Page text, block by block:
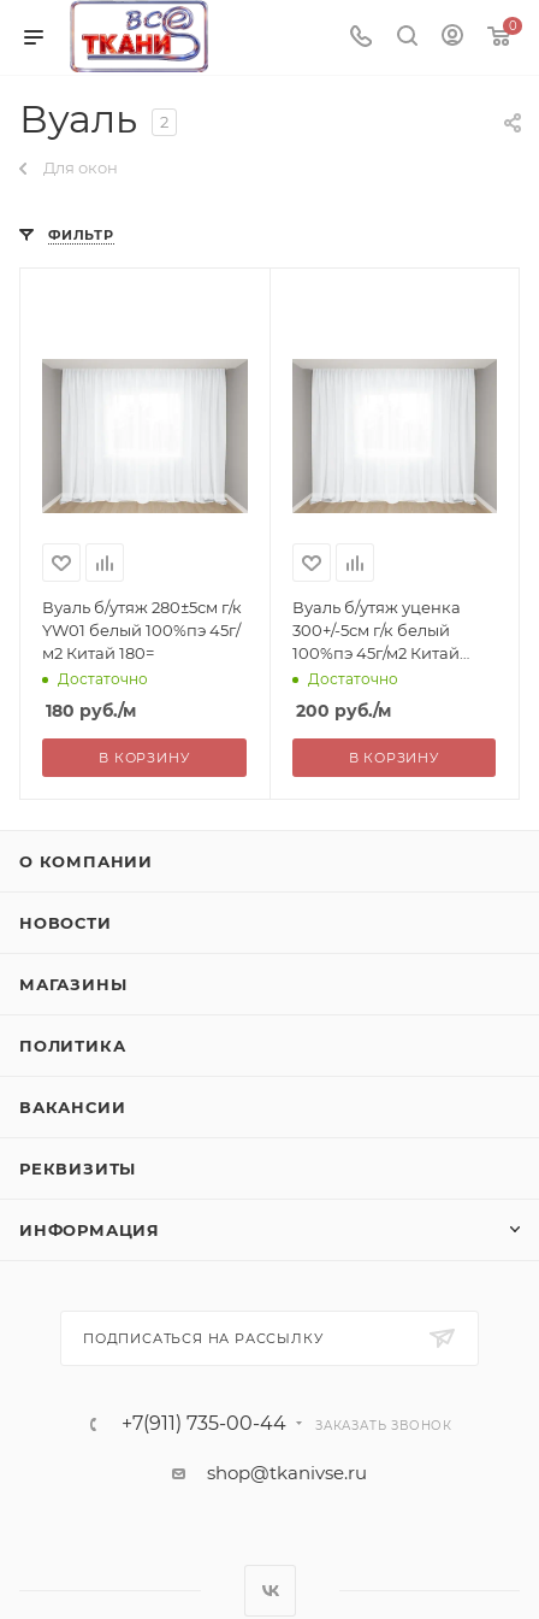
0
Вуаль 2
Для окон
ФИЛЬТР
Вуаль б/утяж 280±5см г/к
YW01 белый 100%пэ 45г/
м2 Китай 180=
Достаточно
180 руб./м
В КОРЗИНУ
Вуаль б/утяж уценка
300+/-5см г/к белый
100%пэ 45г/м2 Китай
200=
Достаточно
200 руб./м
В КОРЗИНУ
О КОМПАНИИ
НОВОСТИ
МАГАЗИНЫ
ПОЛИТИКА
ВАКАНСИИ
РЕКВИЗИТЫ
ИНФОРМАЦИЯ
ПОДПИСАТЬСЯ НА РАССЫЛКУ
+7(911) 735-00-44 ЗАКАЗАТЬ ЗВОНОК
shop@tkanivse.ru